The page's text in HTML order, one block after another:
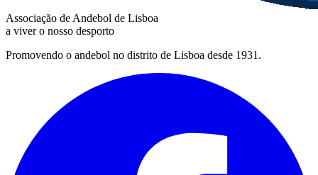
Associação de Andebol de Lisboa
a viver o nosso desporto
Promovendo o andebol no distrito de Lisboa desde 1931.